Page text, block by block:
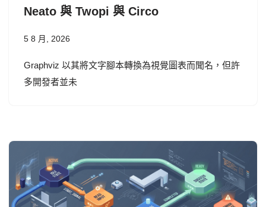
Neato 與 Twopi 與 Circo
5 8 月, 2026
Graphviz 以其將文字腳本轉換為視覺圖表而聞名，但許
多開發者並未